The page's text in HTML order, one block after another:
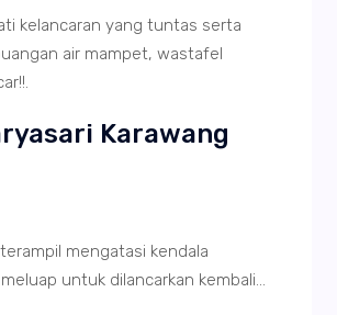
kelancaran yang tuntas serta
air mampet, wastafel
Karawang
mengatasi kendala
untuk dilancarkan kembali...